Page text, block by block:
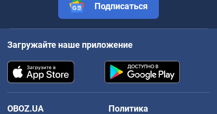
Подписаться
Загружайте наше приложение
OBOZ.UA
Политика